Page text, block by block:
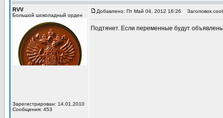
RVV
Большой шоколадный орден
Зарегистрирован: 14.01.2010
Сообщения: 453
Добавлено: Пт Май 04, 2012 16:26 Заголовок
Подтянет. Если переменные будут